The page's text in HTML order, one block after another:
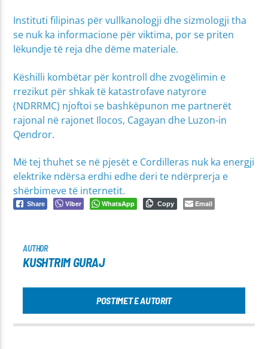
Instituti filipinas për vullkanologji dhe sizmologji tha
se nuk ka informacione për viktima, por se priten
lëkundje të reja dhe dëme materiale.
Këshilli kombëtar për kontroll dhe zvogëlimin e
rrezikut për shkak të katastrofave natyrore
(NDRRMC) njoftoi se bashkëpunon me partnerët
rajonal në rajonet Ilocos, Cagayan dhe Luzon-in
Qendror.
Më tej thuhet se në pjesët e Cordilleras nuk ka energji
elektrike ndërsa erdhi edhe deri te ndërprerja e
shërbimeve të internetit.
Share Viber WhatsApp Copy Email
AUTHOR
KUSHTRIM GURAJ
POSTIMET E AUTORIT